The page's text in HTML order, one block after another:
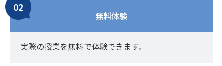
無料体験
実際の授業を無料で体験できます。